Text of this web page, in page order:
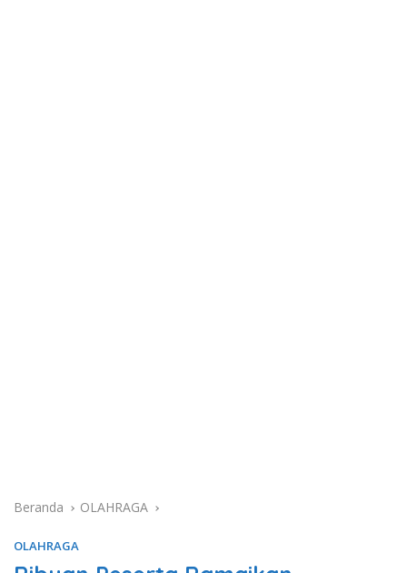
Beranda OLAHRAGA
OLAHRAGA